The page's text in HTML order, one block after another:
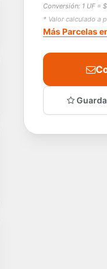
Conversión: 1 UF =
* Valor calculado a
Más Parcelas